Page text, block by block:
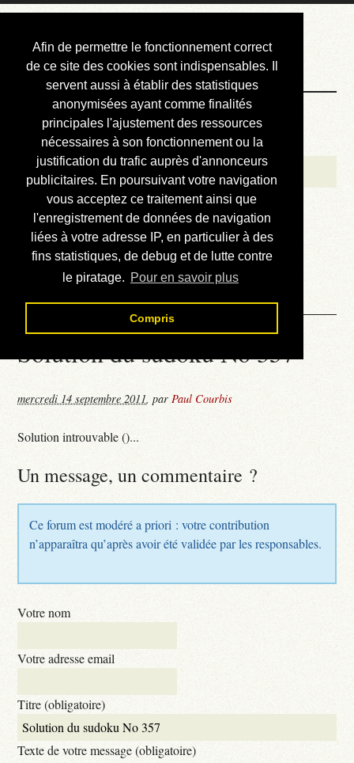
Afin de permettre le fonctionnement correct
de ce site des cookies sont indispensables. Il
servent aussi à établir des statistiques
anonymisées ayant comme finalités
principales l'ajustement des ressources
nécessaires à son fonctionnement ou la
justification du trafic auprès d'annonceurs
publicitaires. En poursuivant votre navigation
vous acceptez ce traitement ainsi que
l'enregistrement de données de navigation
liées à votre adresse IP, en particulier à des
fins statistiques, de debug et de lutte contre
le piratage. Pour en savoir plus
Compris
Courbis, « LE »
Blog Officiel
Bienvenue
Réalisations
Divers (et d’été)
Annonces
Liens externes
Téléchargement
Contact
Solution du sudoku No 357
mercredi 14 septembre 2011,parPaul Courbis
Solution introuvable ()...
Un message, un commentaire ?
Ce forum est modéré a priori : votre contribution
n’apparaîtra qu’après avoir été validée par les responsables.
Votre nom
Votre adresse email
Titre (obligatoire)
Texte de votre message (obligatoire)